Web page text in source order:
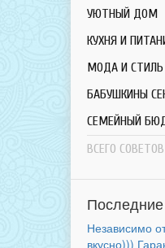
УЮТНЫЙ ДОМ
КУХНЯ И
МОДА И СТИЛЬ
БАБУШКИНЫ
СЕМЕЙНЫЙ
ВСЕГО СОВЕТОВ
Независимо
вкусно)))